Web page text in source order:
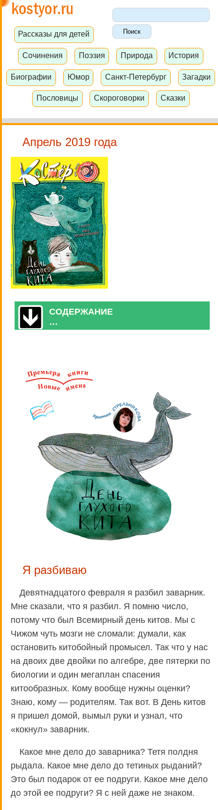
Рассказы для детей
Сочинения Поэзия Природа История
Биографии Юмор Санкт-Петербург Загадки
Пословицы Скороговорки Сказки
Апрель 2019 года
СОДЕРЖАНИЕ
…
Я разбиваю
Девятнадцатого февраля я разбил заварник.
Мне сказали, что я разбил. Я помню число,
потому что был Всемирный день китов. Мы с
Чижом чуть мозги не сломали: думали, как
остановить китобойный промысел. Так что у нас
на двоих две двойки по алгебре, две пятерки по
биологии и один мегаплан спасения
китообразных. Кому вообще нужны оценки?
Знаю, кому — родителям. Так вот. В День китов
я пришел домой, вымыл руки и узнал, что
«кокнул» заварник.
Какое мне дело до заварника? Тетя полдня
рыдала. Какое мне дело до тетиных рыданий?
Это был подарок от ее подруги. Какое мне дело
до этой ее подруги? Я с ней даже не знаком.